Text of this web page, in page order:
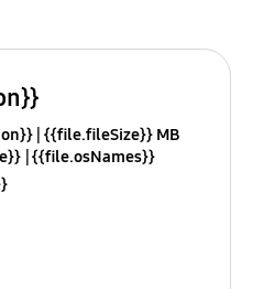
{{file.fileSize}} MB
{{file.osNames}}